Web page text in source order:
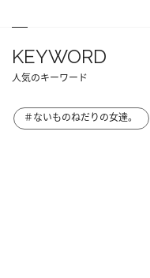
KEYWORD
人気のキーワード
＃ないものねだりの女達。